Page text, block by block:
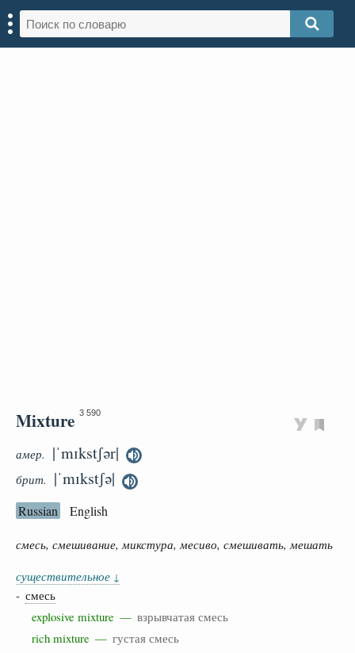
Mixture 3 590
амер. |ˈmɪkstʃər|
брит. |ˈmɪkstʃə|
Russian English
смесь, смешивание, микстура, месиво, смешивать, мешать
существительное ↓
- смесь
explosive mixture — взрывчатая смесь
rich mixture — густая смесь